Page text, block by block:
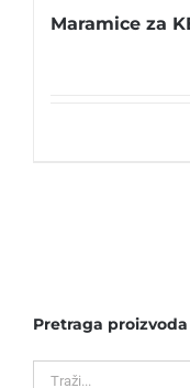
Maramice za
Pretraga proizvoda